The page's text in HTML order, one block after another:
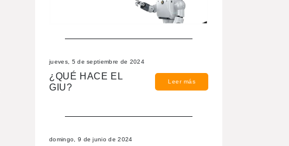
jueves, 5 de septiembre de 2024
¿QUÉ HACE EL
GIU?
Leer más
domingo, 9 de junio de 2024